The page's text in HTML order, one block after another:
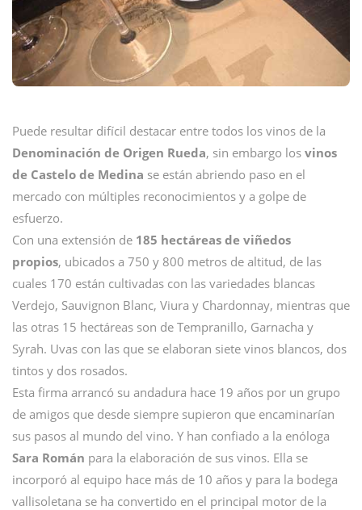
Puede resultar difícil destacar entre todos los vinos de la
Denominación de Origen Rueda, sin embargo los vinos
de Castelo de Medina se están abriendo paso en el
mercado con múltiples reconocimientos y a golpe de
esfuerzo.
Con una extensión de 185 hectáreas de viñedos
propios, ubicados a 750 y 800 metros de altitud, de las
cuales 170 están cultivadas con las variedades blancas
Verdejo, Sauvignon Blanc, Viura y Chardonnay, mientras que
las otras 15 hectáreas son de Tempranillo, Garnacha y
Syrah. Uvas con las que se elaboran siete vinos blancos, dos
tintos y dos rosados.
Esta firma arrancó su andadura hace 19 años por un grupo
de amigos que desde siempre supieron que encaminarían
sus pasos al mundo del vino. Y han confiado a la enóloga
Sara Román para la elaboración de sus vinos. Ella se
incorporó al equipo hace más de 10 años y para la bodega
vallisoletana se ha convertido en el principal motor de la